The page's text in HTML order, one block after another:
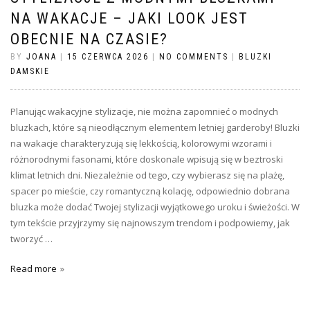
NA WAKACJE – JAKI LOOK JEST
OBECNIE NA CZASIE?
BY JOANA | 15 CZERWCA 2026 | NO COMMENTS | BLUZKI
DAMSKIE
Planując wakacyjne stylizacje, nie można zapomnieć o modnych
bluzkach, które są nieodłącznym elementem letniej garderoby! Bluzki
na wakacje charakteryzują się lekkością, kolorowymi wzorami i
różnorodnymi fasonami, które doskonale wpisują się w beztroski
klimat letnich dni. Niezależnie od tego, czy wybierasz się na plażę,
spacer po mieście, czy romantyczną kolację, odpowiednio dobrana
bluzka może dodać Twojej stylizacji wyjątkowego uroku i świeżości. W
tym tekście przyjrzymy się najnowszym trendom i podpowiemy, jak
tworzyć …
Read more